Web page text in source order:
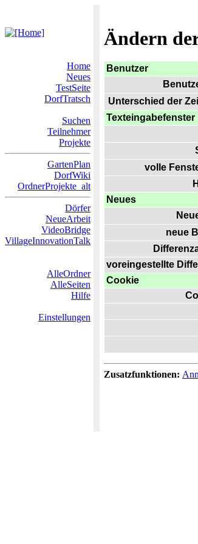
Ändern
Home
Neues
TestSeite
DorfTratsch
Suchen
Teilnehmer
Projekte
GartenPlan
DorfWiki
OrdnerProjekte_alt
Dörfer
NeueArbeit
VideoBridge
VillageInnovationTalk
AlleOrdner
AlleSeiten
Hilfe
Einstellungen
Benutzer
Unterschied der
Texteingabefenster
volle
Neues
neue
voreingestellte
Cookie
Zusatzfunktionen: